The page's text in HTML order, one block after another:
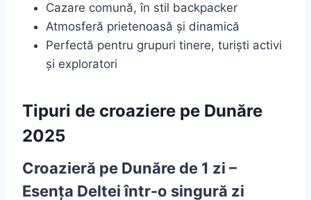
Cazare comună, în stil backpacker
Atmosferă prietenoasă și dinamică
Perfectă pentru grupuri tinere, turiști activi
și exploratori
Tipuri de croaziere pe Dunăre
2025
Croazieră pe Dunăre de 1 zi –
Esența Deltei într-o singură zi